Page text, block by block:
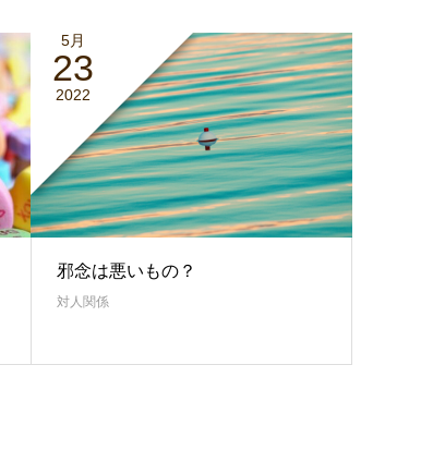
5月
23
2022
邪念は悪いもの？
対人関係